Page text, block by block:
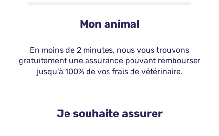
Mon animal
En moins de 2 minutes, nous vous trouvons
gratuitement une assurance pouvant rembourser
jusqu'à 100% de vos frais de vétérinaire.
Je souhaite assurer